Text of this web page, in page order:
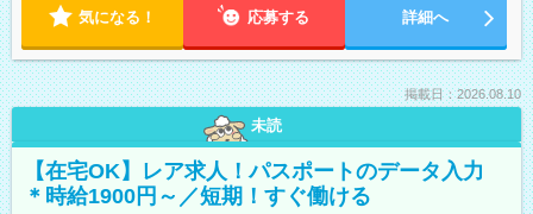
気になる！ 応募する 詳細へ
掲載日：2026.08.10
未読
【在宅OK】レア求人！パスポートのデータ入力
＊時給1900円～／短期！すぐ働ける